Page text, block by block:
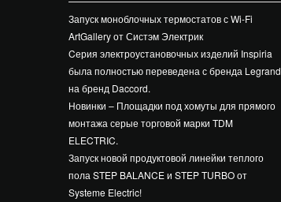
Запуск моноблочных термостатов с Wi-Fi
ArtGallery от Систэм Электрик
Cерия электроустановочных изделий Inspiria
была полностью переведена с бренда Legrand
на бренд Daccord.
Новинки – Площадки под хомуты для прямого
монтажа серые торговой марки TDM
ELECTRIC.
Запуск новой продуктовой линейки теплого
пола STEP BALANCE и STEP TURBO от
Systeme Electric!